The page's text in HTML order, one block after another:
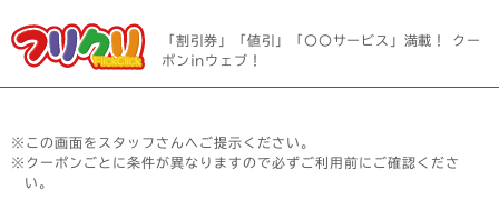
「割引券」「値引」「〇〇サービス」満載！ クー
ポンinウェブ！
※この画面をスタッフさんへご提示ください。
※クーポンごとに条件が異なりますので必ずご利用前にご確認くださ
い。